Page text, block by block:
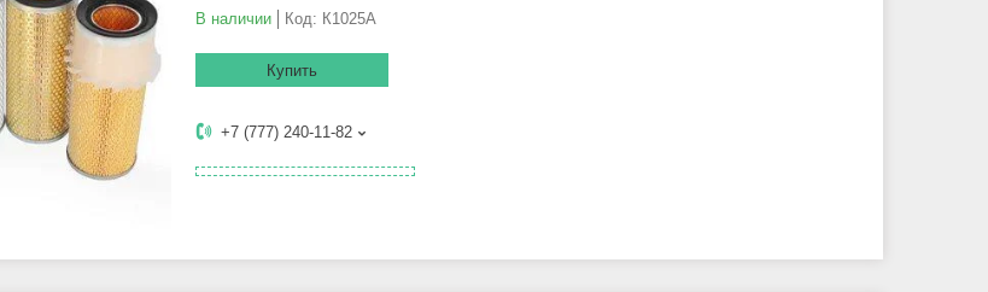
В наличии Код: К1025А
Купить
+7 (777) 240-11-82